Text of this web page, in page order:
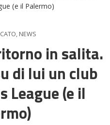
(e il Palermo)
, NEWS
in salita.
di lui un club
League (e il